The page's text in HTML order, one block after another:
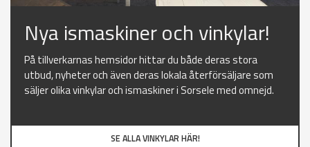
Nya ismaskiner och vinkylar!
På tillverkarnas hemsidor hittar du både deras stora
utbud, nyheter och även deras lokala återförsäljare som
säljer olika vinkylar och ismaskiner i Sorsele med omnejd.
SE ALLA VINKYLAR HÄR!